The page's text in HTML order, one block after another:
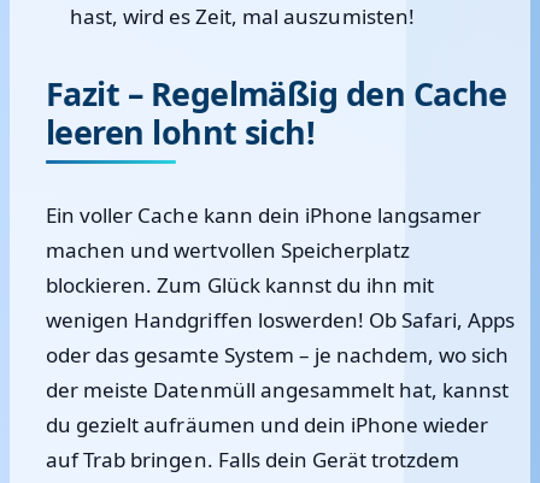
hast, wird es Zeit, mal auszumisten!
Fazit – Regelmäßig den Cache
leeren lohnt sich!
Ein voller Cache kann dein iPhone langsamer
machen und wertvollen Speicherplatz
blockieren. Zum Glück kannst du ihn mit
wenigen Handgriffen loswerden! Ob Safari, Apps
oder das gesamte System – je nachdem, wo sich
der meiste Datenmüll angesammelt hat, kannst
du gezielt aufräumen und dein iPhone wieder
auf Trab bringen. Falls dein Gerät trotzdem